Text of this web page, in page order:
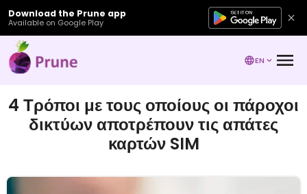
Download the Prune app
Available on Google Play
EN
4 Τρόποι με τους οποίους οι πάροχοι
δικτύων αποτρέπουν τις απάτες
καρτών SIM